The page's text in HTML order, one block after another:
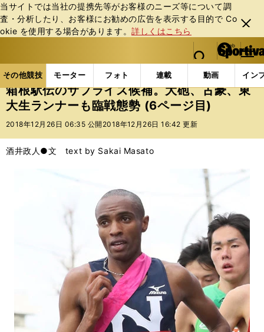
当サイトでは当社の提携先等がお客様のニーズ等について調
査・分析したり、お客様にお勧めの広告を表⽰する⽬的で Co
okie を使⽤する場合があります。詳しくはこちら
閉じ
る
web Sportiva (webスポルティーバ)
検索
マイペ
ー
ジ
メニュ
その他競技 モーター フォト 連載 動画 イン
ス
ポ
ル
バ
その他競技の記事一覧 陸上 箱根駅伝のサプライズ
箱根駅伝のサプライズ候補。大砲、古豪、東
大生ランナーも臨戦態勢 (6ページ目)
2018年12月26日 06:35 公開 2018年12月26日 16:42 更新
酒井政人●文 text by Sakai Masato